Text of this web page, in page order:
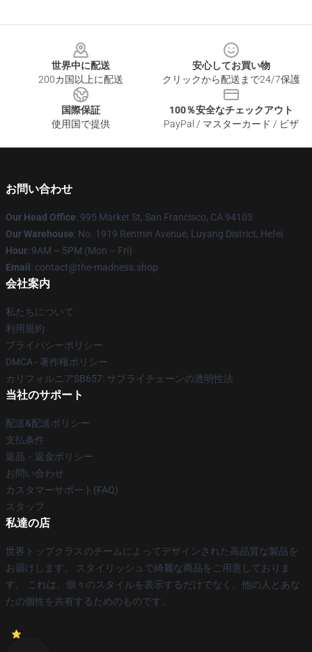
世界中に配送
200カ国以上に配送
安心してお買い物
クリックから配送まで24/7保護
国際保証
使用国で提供
100％安全なチェックアウト
PayPal / マスターカード / ビザ
お問い合わせ
Our Head Office: 995 Market St, San Francisco, CA 94103
Our Warehouse: No. 1919 Renmin Avenue, Luyang District, Hefei
Hour: 9AM – 5PM (Mon – Fri)
Email : contact@the-madness.shop
会社案内
私たちについて
利用規約
プライバシーポリシー
DMCA - 著作権ポリシー
カリフォルニアSB657: サプライチェーンの透明性法
当社のサポート
配送&配送ポリシー
支払条件
返品・返金ポリシー
お問い合わせ
カスタマーサポート(FAQ)
スタッフ
私達の店
世界トップクラスのチームによってデザインされた高品質な製品を
お届けします。 スタイリッシュで綺麗な商品をご用意しておりま
す。 これは、個々のスタイルを表示するだけでなく、他の人とあな
たの個性を共有するためのものです。